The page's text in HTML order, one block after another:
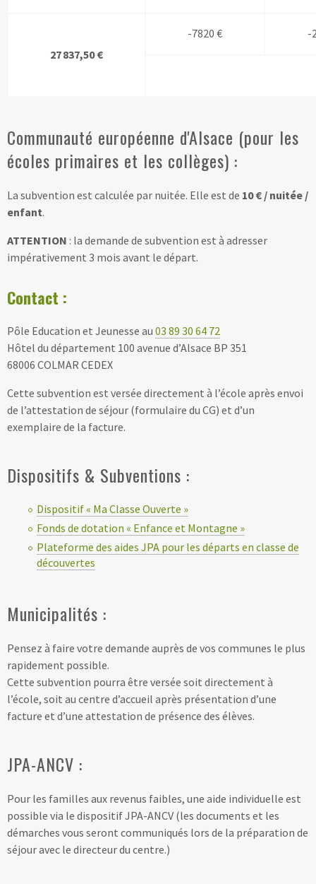
27 837,50 €
-7820 € -
Communauté européenne d'Alsace (pour les
écoles primaires et les collèges) :
La subvention est calculée par nuitée. Elle est de 10 € / nuitée /
enfant.
ATTENTION : la demande de subvention est à adresser
impérativement 3 mois avant le départ.
Contact :
Pôle Education et Jeunesse au 03 89 30 64 72
Hôtel du département 100 avenue d’Alsace BP 351
68006 COLMAR CEDEX
Cette subvention est versée directement à l’école après envoi
de l’attestation de séjour (formulaire du CG) et d’un
exemplaire de la facture.
Dispositifs & Subventions :
Dispositif « Ma Classe Ouverte »
Fonds de dotation « Enfance et Montagne »
Plateforme des aides JPA pour les départs en classe de
découvertes
Municipalités :
Pensez à faire votre demande auprès de vos communes le plus
rapidement possible.
Cette subvention pourra être versée soit directement à
l’école, soit au centre d’accueil après présentation d’une
facture et d’une attestation de présence des élèves.
JPA-ANCV :
Pour les familles aux revenus faibles, une aide individuelle est
possible via le dispositif JPA-ANCV (les documents et les
démarches vous seront communiqués lors de la préparation de
séjour avec le directeur du centre.)